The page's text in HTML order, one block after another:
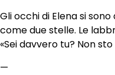
Gli occhi di Elena si
come due stelle. Le
«Sei davvero tu? Non
—